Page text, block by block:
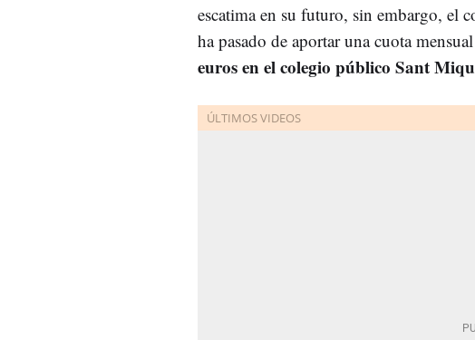
escatima en su futuro, sin embargo, el
ha pasado de aportar una cuota
euros en el colegio público Sant